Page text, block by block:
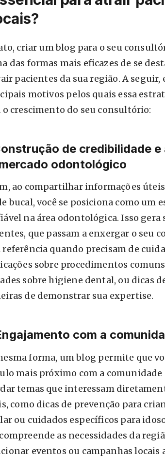
criar um blog para o seu
das formas mais eficazes de se
pacientes da sua região. A seguir,
motivos pelos quais essa
o crescimento do seu consultório:
de credibilidade
odontológico
ao compartilhar informações úteis
bucal, você se posiciona como um
na área odontológica. Isso gera
que passam a enxergar o seu
referência quando precisam de
sobre procedimentos
sobre higiene dental, ou dicas
de demonstrar sua expertise.
com a
forma, um blog permite que
mais próximo com a comunidade
temas que interessam
como dicas de prevenção para
ou cuidados específicos para
as necessidades da
eventos ou campanhas locais